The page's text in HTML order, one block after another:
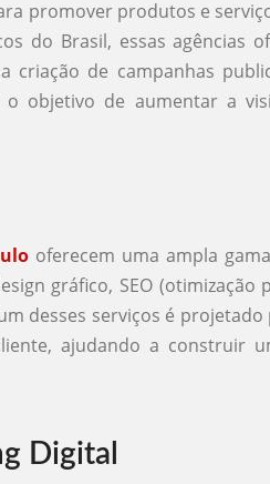
promover produtos e
do Brasil, essas agências
criação de campanhas
objetivo de aumentar a
oferecem uma ampla
gráfico, SEO (otimização
desses serviços é
ajudando a construir
Digital